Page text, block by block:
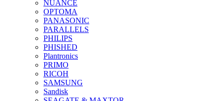
NUANCE
OPTOMA
PANASONIC
PARALLELS
PHILIPS
PHISHED
Plantronics
PRIMO
RICOH
SAMSUNG
Sandisk